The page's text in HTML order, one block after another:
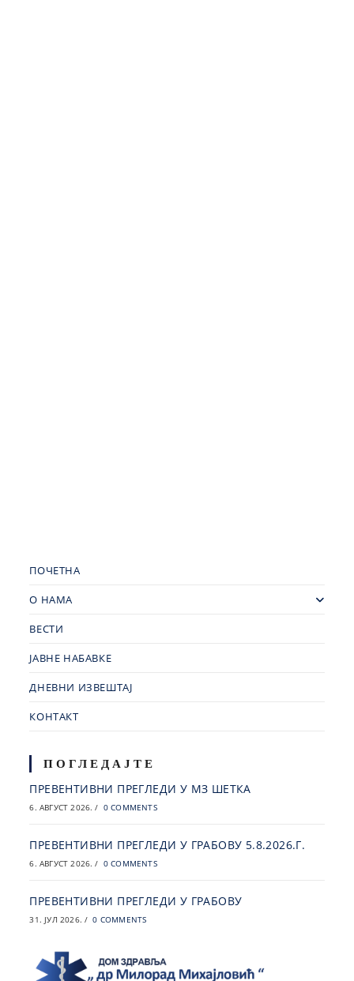
ПОЧЕТНА
О НАМА
ВЕСТИ
ЈАВНЕ НАБАВКЕ
ДНЕВНИ ИЗВЕШТАЈ
КОНТАКТ
ПОГЛЕДАЈТЕ
ПРЕВЕНТИВНИ ПРЕГЛЕДИ У МЗ ШЕТКА
6. АВГУСТ 2026. / 0 COMMENTS
ПРЕВЕНТИВНИ ПРЕГЛЕДИ У ГРАБОВУ 5.8.2026.Г.
6. АВГУСТ 2026. / 0 COMMENTS
ПРЕВЕНТИВНИ ПРЕГЛЕДИ У ГРАБОВУ
31. ЈУЛ 2026. / 0 COMMENTS